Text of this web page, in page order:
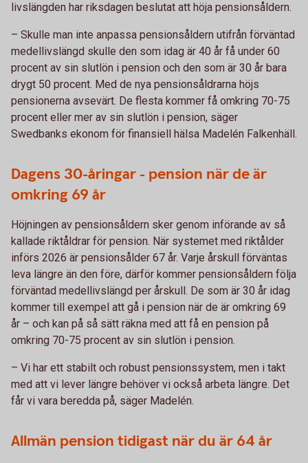
livslängden har riksdagen beslutat att höja pensionsåldern.
– Skulle man inte anpassa pensionsåldern utifrån förväntad
medellivslängd skulle den som idag är 40 år få under 60
procent av sin slutlön i pension och den som är 30 år bara
drygt 50 procent. Med de nya pensionsåldrarna höjs
pensionerna avsevärt. De flesta kommer få omkring 70-75
procent eller mer av sin slutlön i pension, säger
Swedbanks ekonom för finansiell hälsa Madelén Falkenhäll.
Dagens 30-åringar - pension när de är
omkring 69 år
Höjningen av pensionsåldern sker genom införande av så
kallade riktåldrar för pension. När systemet med riktålder
införs 2026 är pensionsålder 67 år. Varje årskull förväntas
leva längre än den före, därför kommer pensionsåldern följa
förväntad medellivslängd per årskull. De som är 30 år idag
kommer till exempel att gå i pension när de är omkring 69
år – och kan på så sätt räkna med att få en pension på
omkring 70-75 procent av sin slutlön i pension.
– Vi har ett stabilt och robust pensionssystem, men i takt
med att vi lever längre behöver vi också arbeta längre. Det
får vi vara beredda på, säger Madelén.
Allmän pension tidigast när du är 64 år